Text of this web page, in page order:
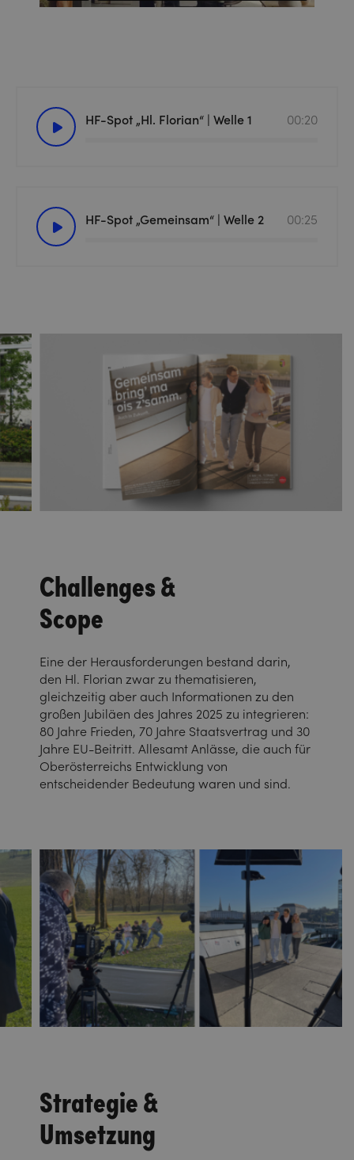
HF-Spot „Hl. Florian“ | Welle 1 00:20
HF-Spot „Gemeinsam“ | Welle 2 00:25
Challenges &
Scope
Eine der Herausforderungen bestand darin,
den Hl. Florian zwar zu thematisieren,
gleichzeitig aber auch Informationen zu den
großen Jubiläen des Jahres 2025 zu integrieren:
80 Jahre Frieden, 70 Jahre Staatsvertrag und 30
Jahre EU-Beitritt. Allesamt Anlässe, die auch für
Oberösterreichs Entwicklung von
entscheidender Bedeutung waren und sind.
Strategie &
Umsetzung